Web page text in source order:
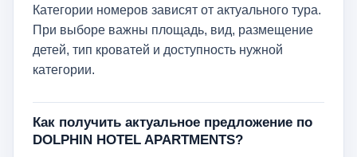
Категории номеров зависят от актуального тура.
При выборе важны площадь, вид, размещение
детей, тип кроватей и доступность нужной
категории.
Как получить актуальное предложение по
DOLPHIN HOTEL APARTMENTS?